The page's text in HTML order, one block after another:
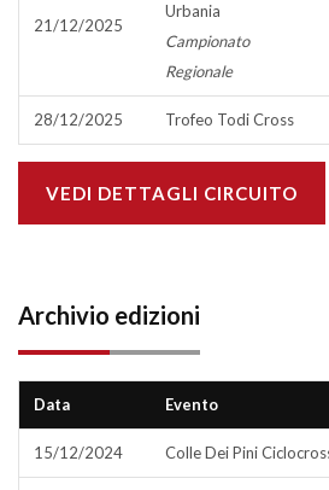
21/12/2025
Urbania
Campionato
Regionale
28/12/2025 Trofeo Todi Cross
VEDI DETTAGLI CIRCUITO
Archivio edizioni
Data Evento
15/12/2024 Colle Dei Pini